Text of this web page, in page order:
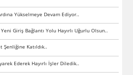
Yükselmeye Devam Ediyor..
Giriş Bağlantı Yolu Hayırlı Uğurlu Olsun..
Şenliğine Katıldık..
Ederek Hayırlı İşler Diledik..